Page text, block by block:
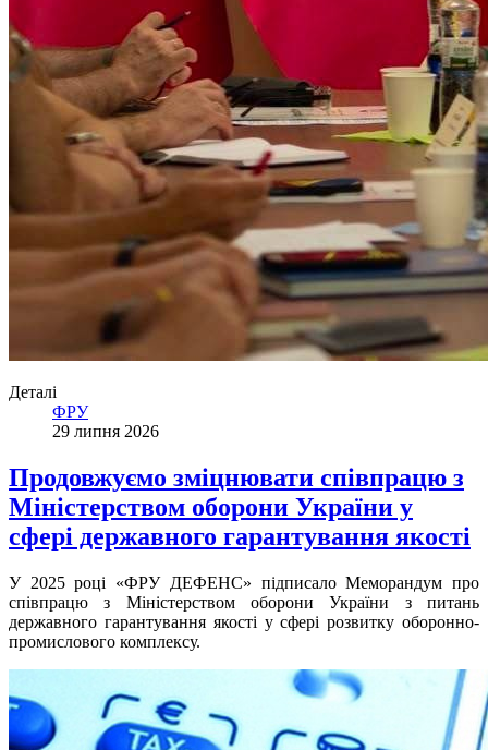
Деталі
ФРУ
29 липня 2026
Продовжуємо зміцнювати співпрацю з
Міністерством оборони України у
сфері державного гарантування якості
У 2025 році «ФРУ ДЕФЕНС» підписало Меморандум про
співпрацю з Міністерством оборони України з питань
державного гарантування якості у сфері розвитку оборонно-
промислового комплексу.